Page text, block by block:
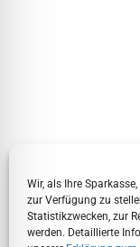
Wir, als Ihre
zur Verfügung zu
Statistikzwecken, zur
werden. Detaillierte